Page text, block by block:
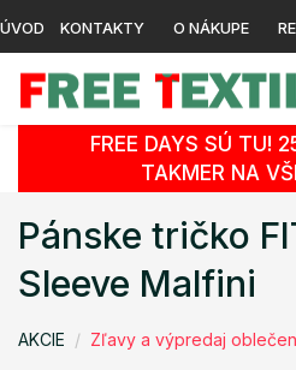
ÚVOD KONTAKTY O NÁKUPE
FREE DAYS SÚ TU!
TAKMER NA
Pánske tričko
Sleeve Malfini
AKCIE Zľavy a výpredaj